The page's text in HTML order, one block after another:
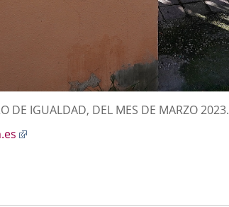
DE IGUALDAD, DEL MES DE MARZO 2023.